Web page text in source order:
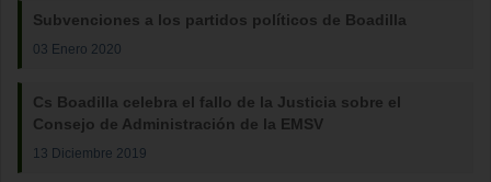
Subvenciones a los partidos políticos de Boadilla
03 Enero 2020
Cs Boadilla celebra el fallo de la Justicia sobre el
Consejo de Administración de la EMSV
13 Diciembre 2019